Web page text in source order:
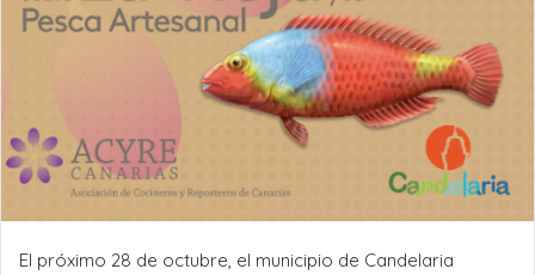
El próximo 28 de octubre, el municipio de Candelaria